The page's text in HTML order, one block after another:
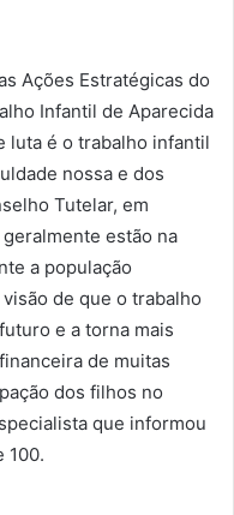
Ações Estratégicas do
Infantil de Aparecida
luta é o trabalho infantil
nossa e dos
Tutelar, em
estão na
a população
de que o trabalho
e a torna mais
de muitas
dos filhos no
que informou
100.